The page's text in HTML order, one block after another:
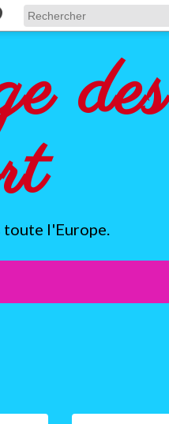
des
toute l'Europe.